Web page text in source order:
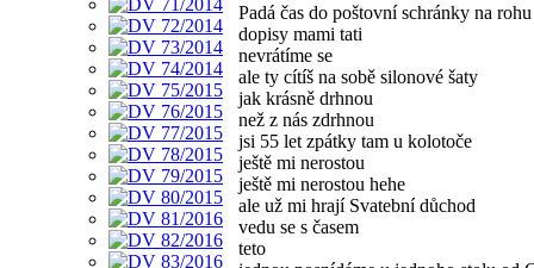
Padá čas do poštovní schránky na rohu
dopisy mami tati
nevrátíme se
ale ty cítíš na sobě silonové šaty
jak krásně drhnou
než z nás zdrhnou
jsi 55 let zpátky tam u kolotoče
ještě mi nerostou
ještě mi nerostou hehe
ale už mi hrají Svatební důchod
vedu se s časem
teto